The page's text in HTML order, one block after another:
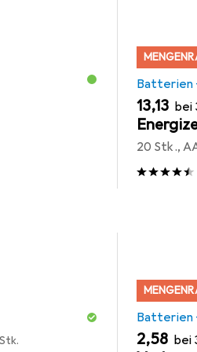
Batterien
EUR
13,13 bei
20 Stk.,
Batterien
EUR
2,58 bei